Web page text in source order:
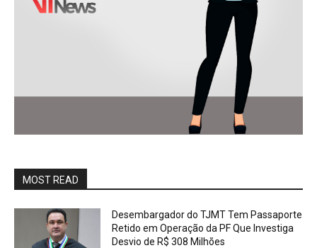
MOST READ
Desembargador do TJMT Tem Passaporte
Retido em Operação da PF Que Investiga
Desvio de R$ 308 Milhões